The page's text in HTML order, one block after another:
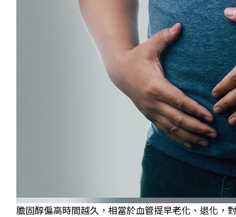
膽固醇偏高時間越久，相當於血管提早老化、退化，